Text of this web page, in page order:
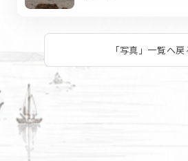
「写真」一覧へ戻